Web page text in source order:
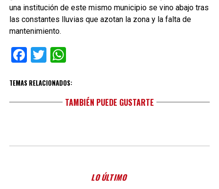
una institución de este mismo municipio se vino abajo tras
las constantes lluvias que azotan la zona y la falta de
mantenimiento.
Facebook
TwitterWhatsApp
TEMAS RELACIONADOS:
TAMBIÉN PUEDE GUSTARTE
LO ÚLTIMO